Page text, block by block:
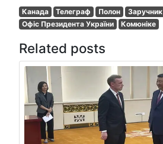
Канада Телеграф Полон Заручник
Офіс Президента України
Комюніке
Related posts